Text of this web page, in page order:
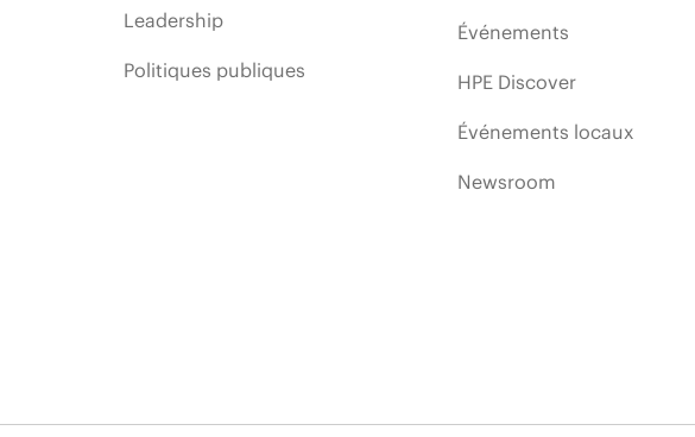
Leadership
Politiques publiques
Événements
HPE Discover
Événements locaux
Newsroom